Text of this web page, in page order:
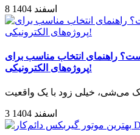
8 اسفند 1404
راهنمای انتخاب مناسب برای
پروژه‌های الکترونیکی!
می‌شی، خیلی زود با یک واقعیت
3 اسفند 1404